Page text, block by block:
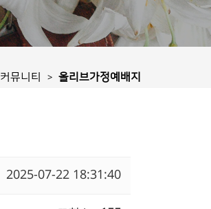
커뮤니티 > 올리브가정예배지
2025-07-22 18:31:40